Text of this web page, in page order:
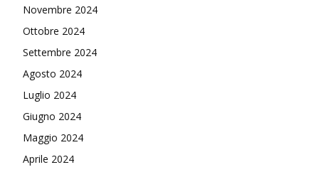
Novembre 2024
Ottobre 2024
Settembre 2024
Agosto 2024
Luglio 2024
Giugno 2024
Maggio 2024
Aprile 2024